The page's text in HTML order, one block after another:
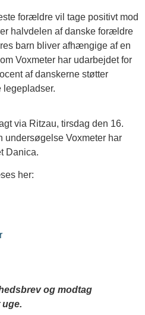
forældre vil tage positivt mod
halvdelen af danske forældre
barn bliver afhængige af en
Voxmeter har udarbejdet for
af danskerne støtter
via Ritzau, tirsdag den 16.
undersøgelse Voxmeter har
Danica.
her:
og modtag